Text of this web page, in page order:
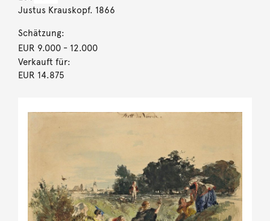
Justus Krauskopf. 1866
Schätzung:
EUR 9.000- 12.000
Verkauft für:
EUR 14.875